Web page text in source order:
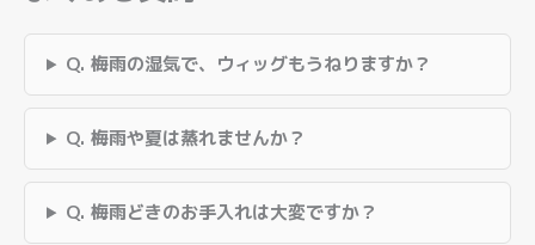
Q. 梅雨の湿気で、ウィッグもうねりますか？
Q. 梅雨や夏は蒸れませんか？
Q. 梅雨どきのお手入れは大変ですか？